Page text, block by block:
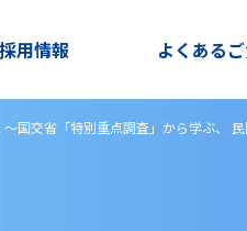
採用情報 よくある
国交省「特別重点調査」から学ぶ、